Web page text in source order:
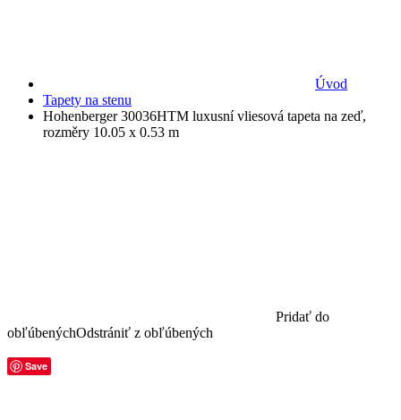
Úvod
Tapety na stenu
Hohenberger 30036HTM luxusní vliesová tapeta na zeď,
rozměry 10.05 x 0.53 m
Pridať do
obľúbenýchOdstrániť z obľúbených
Save